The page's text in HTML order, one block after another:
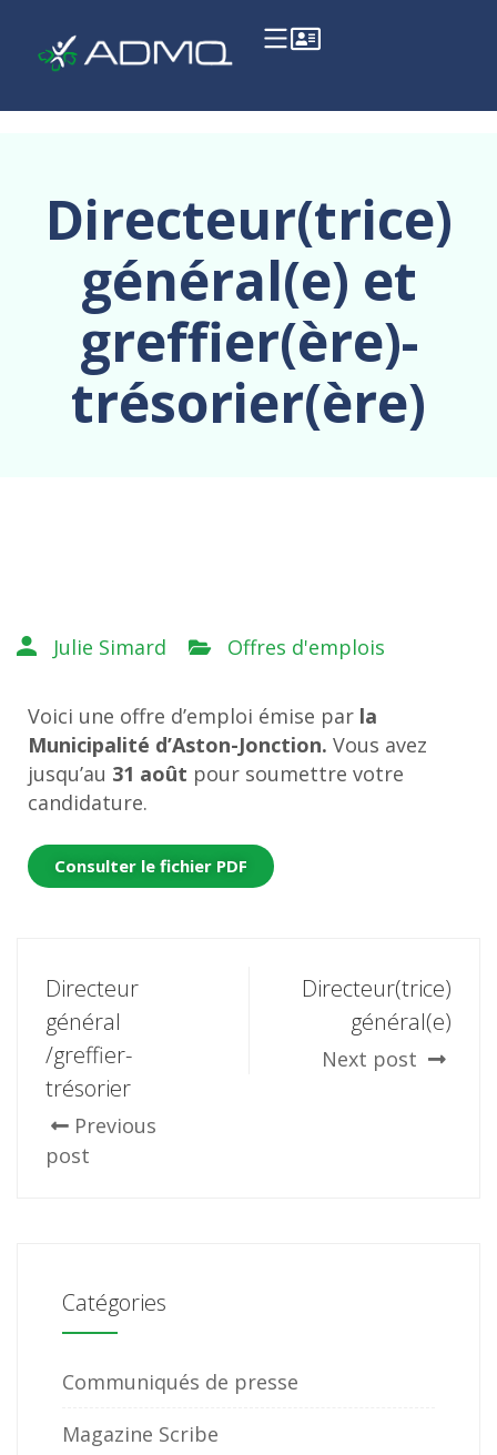
Directeur(trice)
général(e) et
greffier(ère)-
trésorier(ère)
Julie Simard Offres d'emplois
Voici une offre d’emploi émise par la
Municipalité d’Aston-Jonction. Vous avez
jusqu’au 31 août pour soumettre votre
candidature.
Consulter le fichier PDF
Directeur
général
/greffier-
trésorier
Previous
post
Directeur(trice)
général(e)
Next post
Catégories
Communiqués de presse
Magazine Scribe